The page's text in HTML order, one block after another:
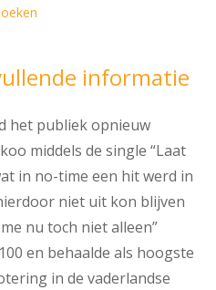
informatie
het publiek opnieuw
middels de single “Laat
in no-time een hit werd in
niet uit kon blijven
nu toch niet alleen”
en behaalde als hoogste
in de vaderlandse